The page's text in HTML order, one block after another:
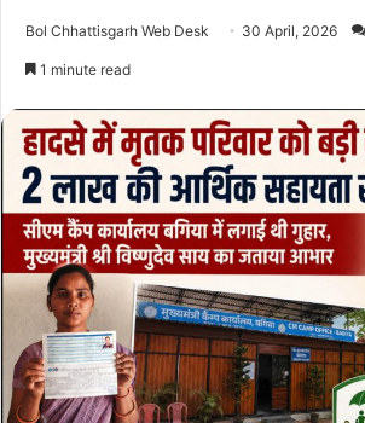
Bol Chhattisgarh Web Desk 30 April, 2026
1 minute read